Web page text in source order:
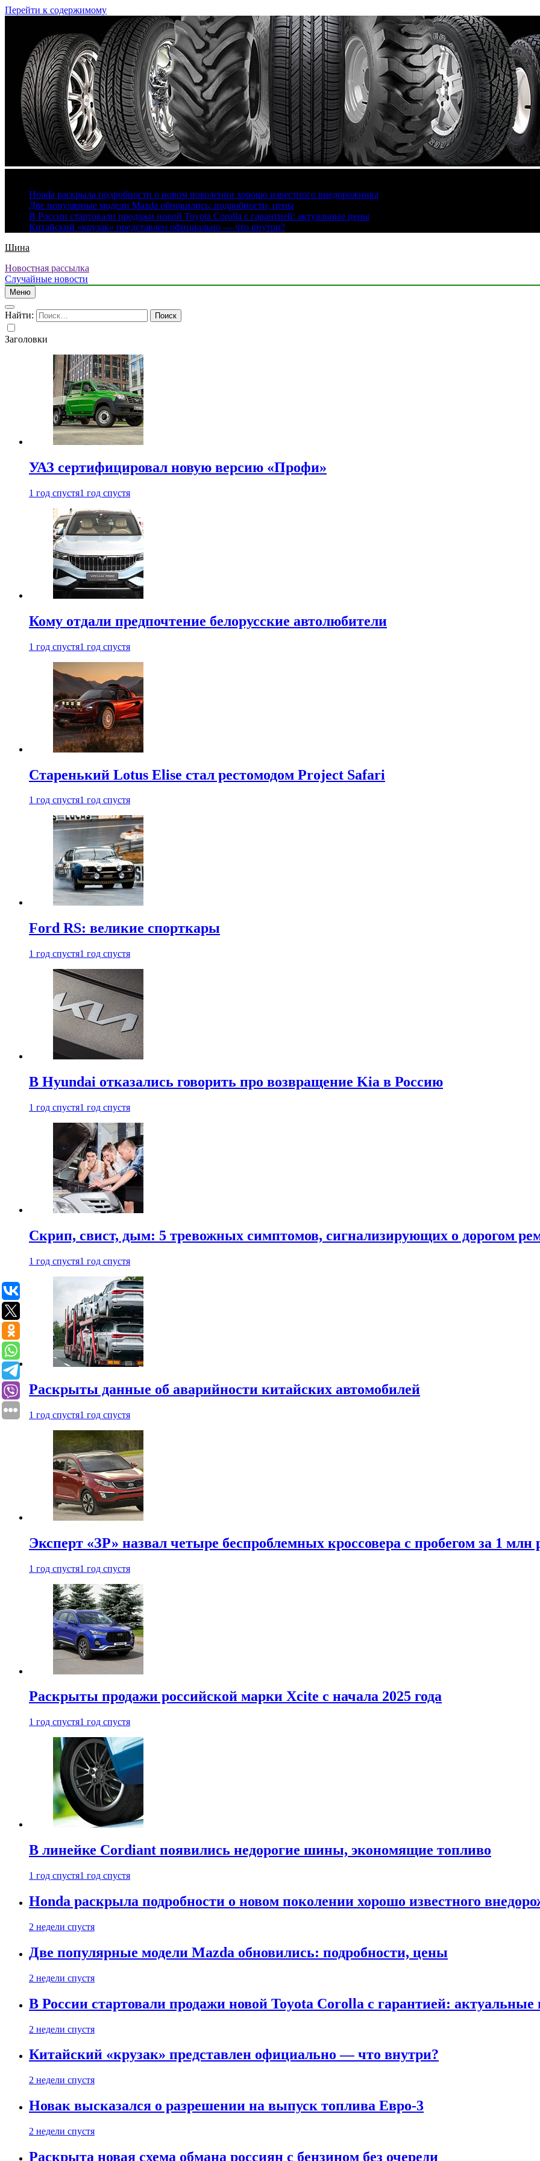
Перейти к содержимому
Honda раскрыла подробности о новом поколении хорошо известного внедорожника
Две популярные модели Mazda обновились: подробности, цены
В России стартовали продажи новой Toyota Corolla с гарантией: актуальные цены
Китайский «крузак» представлен официально — что внутри?
Шина
Новостная рассылка
Случайные новости
Меню
Найти:
Заголовки
УАЗ сертифицировал новую версию «Профи»
1 год спустя1 год спустя
Кому отдали предпочтение белорусские автолюбители
1 год спустя1 год спустя
Старенький Lotus Elise стал рестомодом Project Safari
1 год спустя1 год спустя
Ford RS: великие спорткары
1 год спустя1 год спустя
В Hyundai отказались говорить про возвращение Kia в Россию
1 год спустя1 год спустя
Скрип, свист, дым: 5 тревожных симптомов, сигнализирующих о дорогом
1 год спустя1 год спустя
Раскрыты данные об аварийности китайских автомобилей
1 год спустя1 год спустя
Эксперт «ЗР» назвал четыре беспроблемных кроссовера с пробегом за 1 млн
1 год спустя1 год спустя
Раскрыты продажи российской марки Xcite с начала 2025 года
1 год спустя1 год спустя
В линейке Cordiant появились недорогие шины, экономящие топливо
1 год спустя1 год спустя
Honda раскрыла подробности о новом поколении хорошо известного
2 недели спустя
Две популярные модели Mazda обновились: подробности, цены
2 недели спустя
В России стартовали продажи новой Toyota Corolla с гарантией:
2 недели спустя
Китайский «крузак» представлен официально — что внутри?
2 недели спустя
Новак высказался о разрешении на выпуск топлива Евро-3
2 недели спустя
Раскрыта новая схема обмана россиян с бензином без очереди